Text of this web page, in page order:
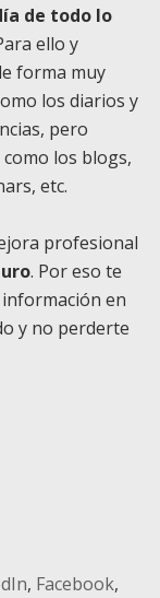
de todo lo
ello y
forma muy
los diarios y
pero
los blogs,
etc.
profesional
. Por eso te
en
y no perderte
, Facebook,